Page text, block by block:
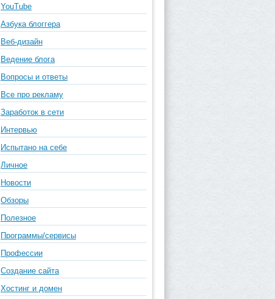
YouTube
Азбука блоггера
Веб-дизайн
Ведение блога
Вопросы и ответы
Все про рекламу
Заработок в сети
Интервью
Испытано на себе
Личное
Новости
Обзоры
Полезное
Программы/сервисы
Профессии
Создание сайта
Хостинг и домен